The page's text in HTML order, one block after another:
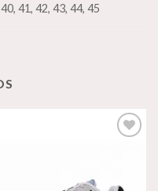
41, 42, 43, 44, 45
a la